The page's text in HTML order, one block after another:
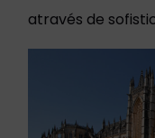
através de